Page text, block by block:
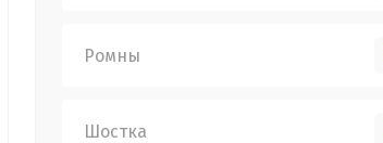
Ромны
Шостка